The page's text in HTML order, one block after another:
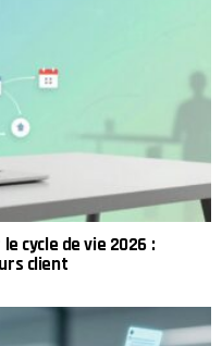
cycle de vie 2026 :
client